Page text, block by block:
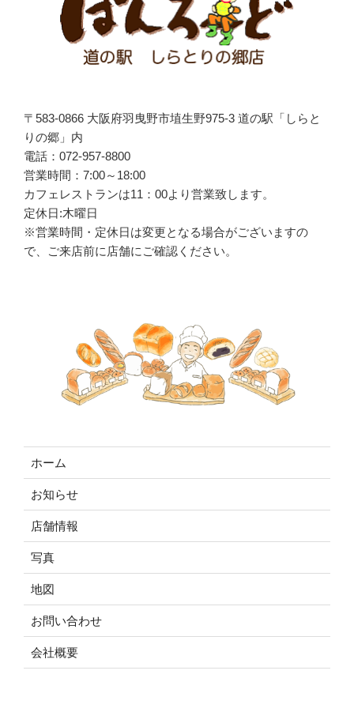
〒583-0866 大阪府羽曳野市埴生野975-3 道の駅「しらと
りの郷」内
電話：072-957-8800
営業時間：7:00～18:00
カフェレストランは11 ： 00より営業致します。
定休日:木曜日
※営業時間・定休日は変更となる場合がございますの
で、ご来店前に店舗にご確認ください。
ホーム
お知らせ
店舗情報
写真
地図
お問い合わせ
会社概要